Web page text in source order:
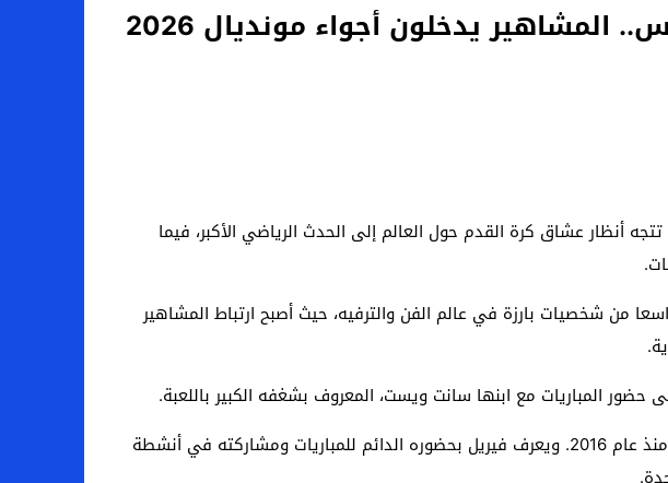
يدخلون أجواء مونديال 2026
2026 التي تنطلق في 11 يونيو/حزيران وتستمر حتى 19 يوليو/تموز، تتجه أنظار عشاق كرة القدم حول العالم إلى الحدث الرياضي الأكبر، فيما
اهتماما واسعا من شخصيات بارزة في عالم الفن والترفيه، حيث أصبح ارتباط المشاهير
المباريات مع ابنها سانت ويست، المعروف بشغفه الكبير باللعبة.
ومن أبرز الأسماء أيضا الممثل الكوميدي ويل فيريل، وهو أحد مالكي نادي لوس أنجلوس الأمريكي منذ عام 2016. ويعرف فيريل بحضوره الدائم للمباريات ومشاركته في أنشطة